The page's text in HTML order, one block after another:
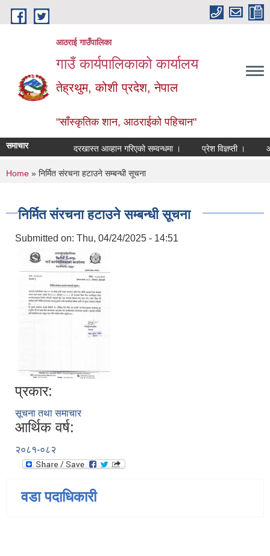
Skip to main content
आठराई गाउँपालिका
गाउँ कार्यपालिकाको कार्यालय
तेह्रथुम, कोशी प्रदेश, नेपाल
"साँस्कृतिक शान, आठराईको पहिचान"
समाचार दरखास्त आव्हान गरिएको सम्वन्धमा । प्रेश विज्ञप्ती ।
You are here
Home » निर्मित संरचना हटाउने सम्बन्धी सूचना
निर्मित संरचना हटाउने सम्बन्धी सूचना
Submitted on: Thu, 04/24/2025 - 14:51
प्रकार:
सूचना तथा समाचार
आर्थिक वर्ष:
२०८१-०८२
वडा पदाधिकारी